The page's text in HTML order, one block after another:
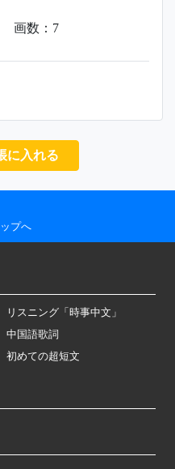
画数： 7
に入れる
プへ
リスニング「時事中文」
中国語歌詞
初めての超短文